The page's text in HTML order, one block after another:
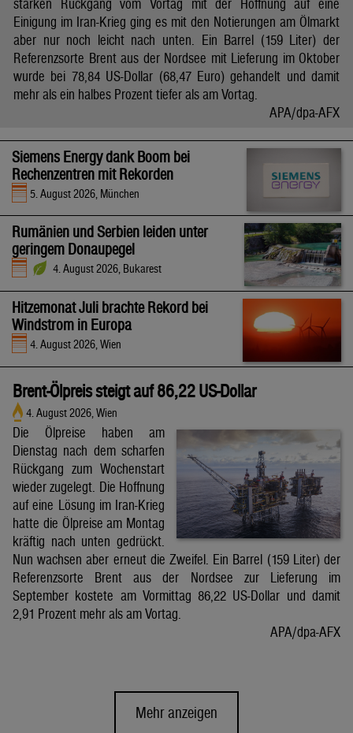
starken Rückgang vom Vortag mit der Hoffnung auf eine
Einigung im Iran-Krieg ging es mit den Notierungen am Ölmarkt
aber nur noch leicht nach unten. Ein Barrel (159 Liter) der
Referenzsorte Brent aus der Nordsee mit Lieferung im Oktober
wurde bei 78,84 US-Dollar (68,47 Euro) gehandelt und damit
mehr als ein halbes Prozent tiefer als am Vortag.
APA/dpa-AFX
Siemens Energy dank Boom bei
Rechenzentren mit Rekorden
5. August 2026, München
Rumänien und Serbien leiden unter
geringem Donaupegel
4. August 2026, Bukarest
Hitzemonat Juli brachte Rekord bei
Windstrom in Europa
4. August 2026, Wien
Brent-Ölpreis steigt auf 86,22 US-Dollar
4. August 2026, Wien
Die Ölpreise haben am
Dienstag nach dem scharfen
Rückgang zum Wochenstart
wieder zugelegt. Die Hoffnung
auf eine Lösung im Iran-Krieg
hatte die Ölpreise am Montag
kräftig nach unten gedrückt.
Nun wachsen aber erneut die Zweifel. Ein Barrel (159 Liter) der
Referenzsorte Brent aus der Nordsee zur Lieferung im
September kostete am Vormittag 86,22 US-Dollar und damit
2,91 Prozent mehr als am Vortag.
APA/dpa-AFX
Mehr anzeigen